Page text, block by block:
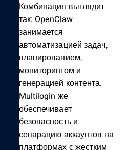
Комбинация выглядит
так: OpenClaw
занимается
автоматизацией задач,
планированием,
мониторингом и
генерацией контента.
Multilogin же
обеспечивает
безопасность и
сепарацию аккаунтов на